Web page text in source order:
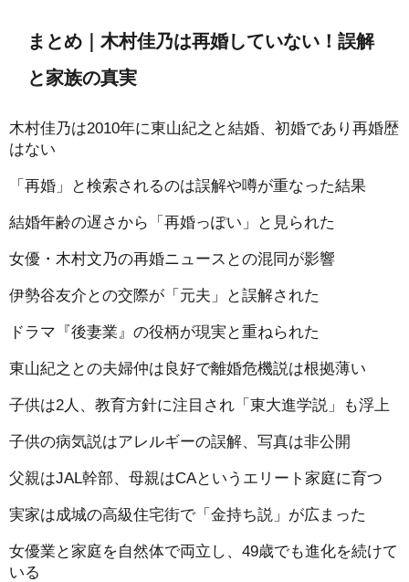
まとめ｜木村佳乃は再婚していない！誤解
と家族の真実
木村佳乃は2010年に東山紀之と結婚、初婚であり再婚歴
はない
「再婚」と検索されるのは誤解や噂が重なった結果
結婚年齢の遅さから「再婚っぽい」と見られた
女優・木村文乃の再婚ニュースとの混同が影響
伊勢谷友介との交際が「元夫」と誤解された
ドラマ『後妻業』の役柄が現実と重ねられた
東山紀之との夫婦仲は良好で離婚危機説は根拠薄い
子供は2人、教育方針に注目され「東大進学説」も浮上
子供の病気説はアレルギーの誤解、写真は非公開
父親はJAL幹部、母親はCAというエリート家庭に育つ
実家は成城の高級住宅街で「金持ち説」が広まった
女優業と家庭を自然体で両立し、49歳でも進化を続けて
いる